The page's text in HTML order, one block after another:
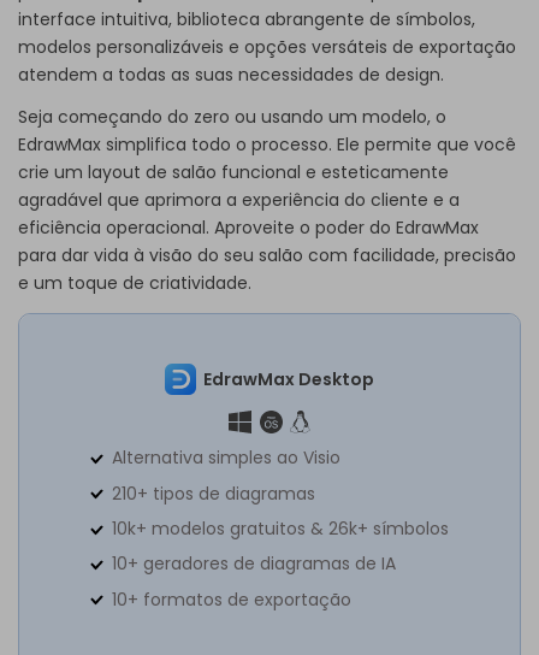
interface intuitiva, biblioteca abrangente de símbolos,
modelos personalizáveis ​​e opções versáteis de exportação
atendem a todas as suas necessidades de design.
Seja começando do zero ou usando um modelo, o
EdrawMax simplifica todo o processo. Ele permite que você
crie um layout de salão funcional e esteticamente
agradável que aprimora a experiência do cliente e a
eficiência operacional. Aproveite o poder do EdrawMax
para dar vida à visão do seu salão com facilidade, precisão
e um toque de criatividade.
EdrawMax Desktop
Alternativa simples ao Visio
210+ tipos de diagramas
10k+ modelos gratuitos & 26k+ símbolos
10+ geradores de diagramas de IA
10+ formatos de exportação